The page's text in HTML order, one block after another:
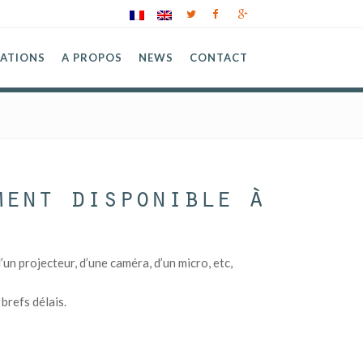
A PROPOS NEWS CONTACT
disponible à
projecteur, d’une caméra, d’un micro, etc,
délais.